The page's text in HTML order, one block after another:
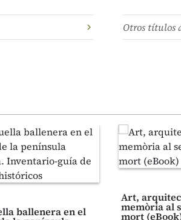
Otros títulos
ballenera en el
Art,
memòria al
mort